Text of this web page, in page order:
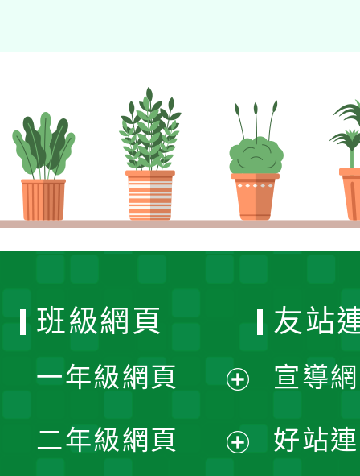
班級網頁
一年級網頁
開
二年級網頁
友站
宣導
好站